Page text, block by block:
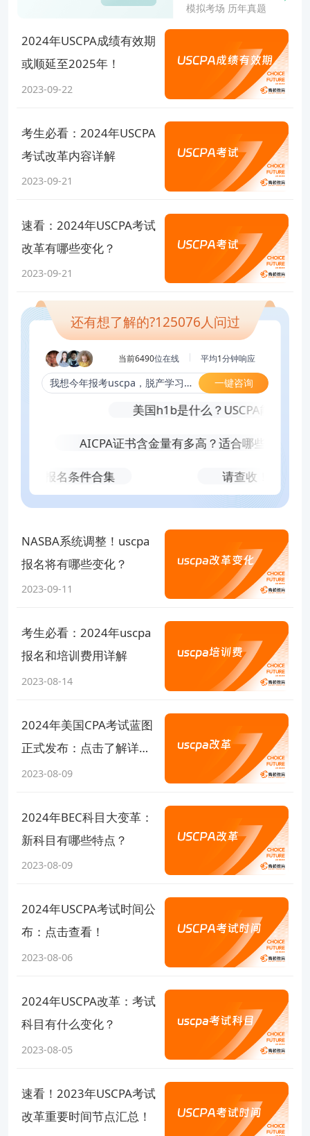
模拟考场 历年真题
2024年USCPA成绩有效期
或顺延至2025年！
2023-09-22
考生必看：2024年USCPA
考试改革内容详解
2023-09-21
速看：2024年USCPA考试
改革有哪些变化？
2023-09-21
还有想了解的?125076人问过
当前6490位在线 平均1分钟响应
我想今年报考uscpa，脱产学习，先考哪科合适？ 一键咨询
美国h1b是什么？USCPA能帮助获
AICPA证书含金量有多高？适合哪些人报考？
考州报名条件合集 请查收！佛蒙特
NASBA系统调整！uscpa
报名将有哪些变化？
2023-09-11
考生必看：2024年uscpa
报名和培训费用详解
2023-08-14
2024年美国CPA考试蓝图
正式发布：点击了解详
情！
2023-08-09
2024年BEC科目大变革：
新科目有哪些特点？
2023-08-09
2024年USCPA考试时间公
布：点击查看！
2023-08-06
2024年USCPA改革：考试
科目有什么变化？
2023-08-05
速看！2023年USCPA考试
改革重要时间节点汇总！